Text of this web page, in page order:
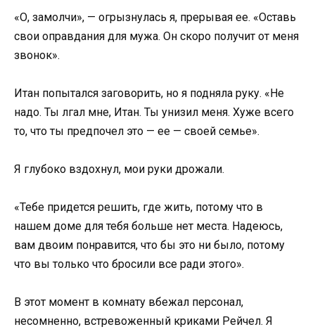
«О, замолчи», — огрызнулась я, прерывая ее. «Оставь
свои оправдания для мужа. Он скоро получит от меня
звонок».
Итан попытался заговорить, но я подняла руку. «Не
надо. Ты лгал мне, Итан. Ты унизил меня. Хуже всего
то, что ты предпочел это — ее — своей семье».
Я глубоко вздохнул, мои руки дрожали.
«Тебе придется решить, где жить, потому что в
нашем доме для тебя больше нет места. Надеюсь,
вам двоим понравится, что бы это ни было, потому
что вы только что бросили все ради этого».
В этот момент в комнату вбежал персонал,
несомненно, встревоженный криками Рейчел. Я